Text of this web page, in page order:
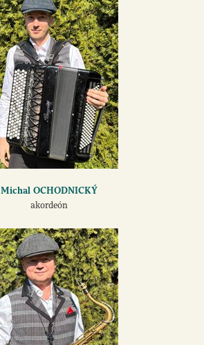
Michal OCHODNICKÝ
akordeón